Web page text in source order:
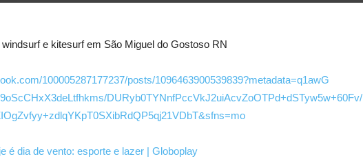
e kitesurf em São Miguel do Gostoso RN
/100005287177237/posts/1096463900539839?metadata=q1awG
cCHxX3deLtfhkms/DURyb0TYNnfPccVkJ2uiAcvZoOTPd+dSTyw5w+60Fv/
gZvfyy+zdlqYKpT0SXibRdQP5qj21VDbT&sfns=mo
é dia de vento: esporte e lazer | Globoplay